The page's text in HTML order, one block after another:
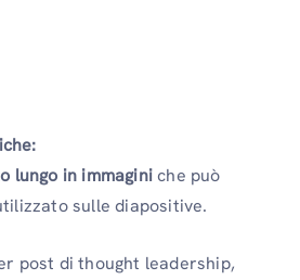
lungo in immaginiche può
sulle diapositive.
post di thought leadership,